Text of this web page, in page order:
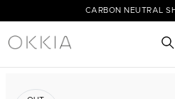
CARBON NEUTRAL